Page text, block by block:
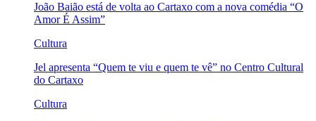
João Baião está de volta ao Cartaxo com a nova comédia “O
Amor É Assim”
Cultura
Jel apresenta “Quem te viu e quem te vê” no Centro Cultural
do Cartaxo
Cultura